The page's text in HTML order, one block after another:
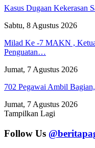
Kasus Dugaan Kekerasan
Sabtu, 8 Agustus 2026
Milad Ke -7 MAKN ,
Penguatan…
Jumat, 7 Agustus 2026
702 Pegawai Ambil
Jumat, 7 Agustus 2026
Tampilkan Lagi
Follow Us